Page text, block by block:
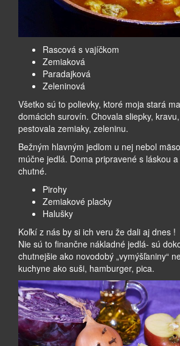
Rascová s vajíčkom
Zemiaková
Paradajková
Zeleninová
Všetko sú to polievky, ktoré moja stará
domácich surovín. Chovala sliepky,
pestovala zemiaky, zeleninu.
Bežným hlavným jedlom u nej nebol
múčne jedlá. Doma pripravené s láskou
chutné.
Pirohy
Zemiakové placky
Halušky
Koľkí z nás by si ich veru že dali aj dnes !
Nie sú to finančne nákladné jedlá- sú
chutnejšie ako novodobý „vymýšľaniny“
kuchyne ako suši, hamburger, pica.